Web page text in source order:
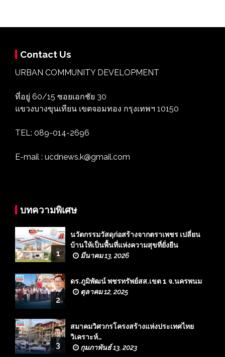
Contact Us
URBAN COMMUNITY DEVELOPMENT
ที่อยู่ 60/15 ซอยเอกชัย 30
แขวงบางขุนเทียน เขตจอมทอง กรุงเทพฯ 10150
TEL: 089-014-2696
E-mail : ucdnews.k@gmail.com
บทความพิเศษ
1
นวัตกรรมวัสดุก่อสร้างจากตราเพชร เปลี่ยน
บ้านให้เป็นพื้นที่แห่งความสุขที่ยั่งยืน
มีนาคม 13, 2026
2
ดร.ภูมิพัฒน์ พชรทรัพย์สส.เขต 1 จ.นครพนม
ตุลาคม 12, 2025
3
สมาคมวิศวกรโครงสร้างแห่งประเทศไทย
วิเคราะห์…
กุมภาพันธ์ 13, 2023